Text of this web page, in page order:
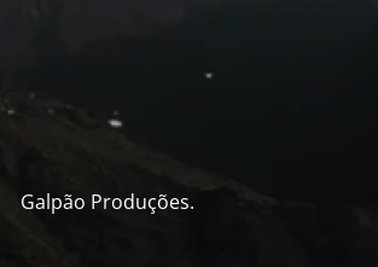
Galpão Produções.